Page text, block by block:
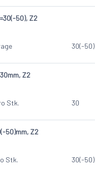
50), Z2
30(-50)
Z2
Stk. 30
50)mm, Z2
Stk. 30(-50)